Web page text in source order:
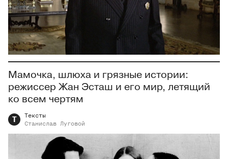
Мамочка, шлюха и грязные истории:
режиссер Жан Эсташ и его мир, летящий
ко всем чертям
Т
Тексты
Станислав
Луговой